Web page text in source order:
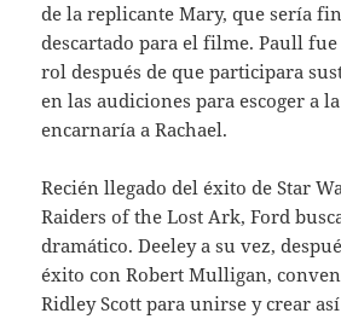
de la replicante Mary, que sería
descartado para el filme. Paull
rol después de que participara
en las audiciones para escoger a
encarnaría a Rachael.
Recién llegado del éxito de Star
Raiders of the Lost Ark, Ford
dramático. Deeley a su vez,
éxito con Robert Mulligan,
Ridley Scott para unirse y crear